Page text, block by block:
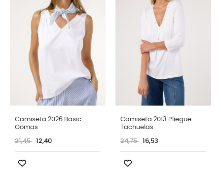
Camiseta 2026 Basic
Gomas
21,45 12,40
Camiseta 2013 Pliegue
Tachuelas
24,75 16,53